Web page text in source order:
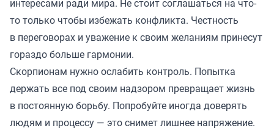
интересами ради мира. Не стоит соглашаться на что-
то только чтобы избежать конфликта. Честность
в переговорах и уважение к своим желаниям принесут
гораздо больше гармонии.
Скорпионам нужно ослабить контроль. Попытка
держать все под своим надзором превращает жизнь
в постоянную борьбу. Попробуйте иногда доверять
людям и процессу — это снимет лишнее напряжение.